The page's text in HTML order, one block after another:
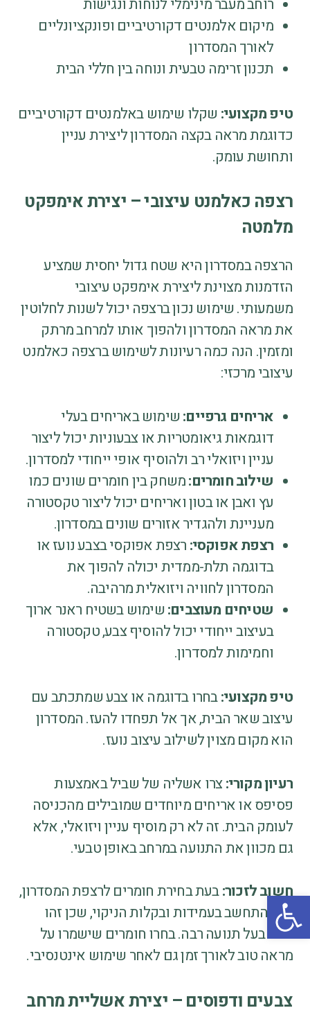
רוחב מעבר מינימלי לנוחות ונגישות
מיקום אלמנטים דקורטיביים ופונקציונליים
לאורך המסדרון
תכנון זרימה טבעית ונוחה בין חללי הבית
טיפ מקצועי: שקלו שימוש באלמנטים דקורטיביים
כדוגמת מראה בקצה המסדרון ליצירת עניין
ותחושת עומק.
רצפה כאלמנט עיצובי – יצירת אימפקט
מלמטה
הרצפה במסדרון היא שטח גדול יחסית שמציע
הזדמנות מצוינת ליצירת אימפקט עיצובי
משמעותי. שימוש נכון ברצפה יכול לשנות לחלוטין
את מראה המסדרון ולהפוך אותו למרחב מרתק
ומזמין. הנה כמה רעיונות לשימוש ברצפה כאלמנט
עיצובי מרכזי:
אריחים גרפיים:שימוש באריחים בעלי
דוגמאות גיאומטריות או צבעוניות יכול ליצור
עניין ויזואלי רב ולהוסיף אופי ייחודי למסדרון.
שילוב חומרים:משחק בין חומרים שונים כמו
עץ ואבן או בטון ואריחים יכול ליצור טקסטורה
מעניינת ולהגדיר אזורים שונים במסדרון.
רצפת אפוקסי:רצפת אפוקסי בצבע נועז או
בדוגמה תלת-ממדית יכולה להפוך את
המסדרון לחוויה ויזואלית מרהיבה.
שטיחים מעוצבים:שימוש בשטיח ראנר ארוך
בעיצוב ייחודי יכול להוסיף צבע, טקסטורה
וחמימות למסדרון.
טיפ מקצועי:בחרו בדוגמה או צבע שמתכתב עם
עיצוב שאר הבית, אך אל תפחדו להעז. המסדרון
הוא מקום מצוין לשילוב עיצוב נועז.
רעיון מקורי:צרו אשליה של שביל באמצעות
פסיפס או אריחים מיוחדים שמובילים מהכניסה
לעומק הבית. זה לא רק מוסיף עניין ויזואלי, אלא
גם מכוון את התנועה במרחב באופן טבעי.
חשוב לזכור:בעת בחירת חומרים לרצפת המסדרון,
יש להתחשב בעמידות ובקלות הניקוי, שכן זהו
אזור בעל תנועה רבה. בחרו חומרים שישמרו על
מראה טוב לאורך זמן גם לאחר שימוש אינטנסיבי.
צבעים ודפוסים – יצירת אשליית מרחב
פתח סרגל נגישות